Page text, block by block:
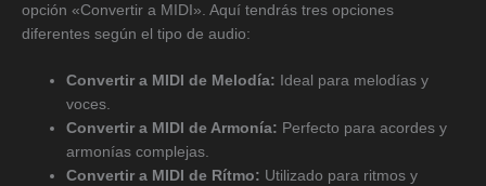
opción «Convertir a MIDI». Aquí tendrás tres opciones
diferentes según el tipo de audio:
Convertir a MIDI de Melodía: Ideal para melodías y
voces.
Convertir a MIDI de Armonía: Perfecto para acordes y
armonías complejas.
Convertir a MIDI de Rítmo: Utilizado para ritmos y